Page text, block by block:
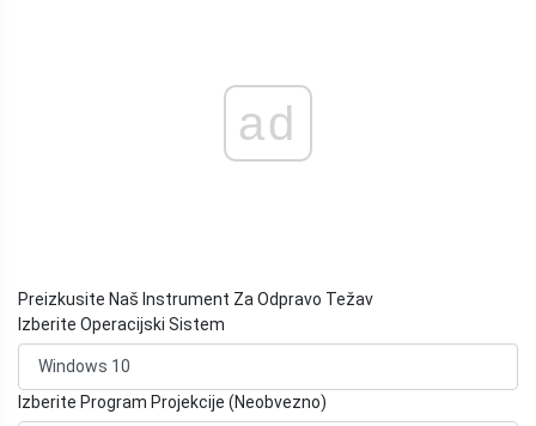
ad
Preizkusite Naš Instrument Za Odpravo Težav
Izberite Operacijski Sistem
Izberite Program Projekcije (Neobvezno)